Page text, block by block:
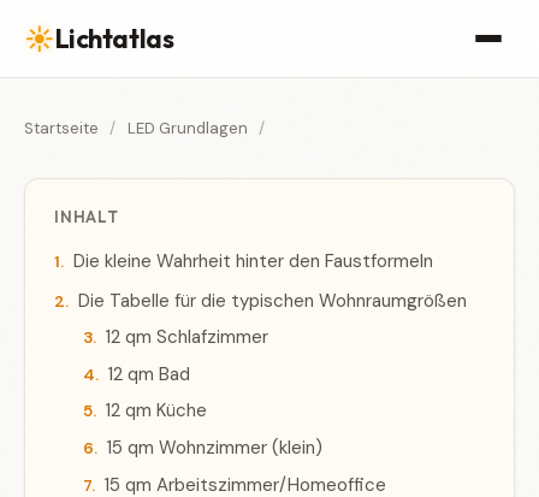
☀Lichtatlas
Startseite / LED Grundlagen /
INHALT
Die kleine Wahrheit hinter den Faustformeln
Die Tabelle für die typischen Wohnraumgrößen
12 qm Schlafzimmer
12 qm Bad
12 qm Küche
15 qm Wohnzimmer (klein)
15 qm Arbeitszimmer/Homeoffice